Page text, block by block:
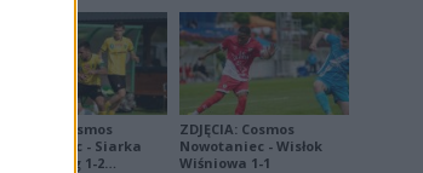
ZDJĘCIA: Cosmos
Nowotaniec - Siarka
Tarnobrzeg 1-2
ZDJĘCIA: Cosmos
Nowotaniec - Wisłok
Wiśniowa 1-1